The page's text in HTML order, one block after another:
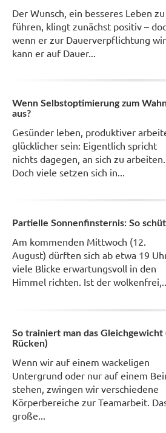
Der Wunsch, ein besseres Leben zu
führen, klingt zunächst positiv –
wenn er zur Dauerverpflichtung
kann er auf Dauer...
Wenn Selbstoptimierung zum
aus?
Gesünder leben, produktiver
glücklicher sein: Eigentlich spricht
nichts dagegen, an sich zu arbeiten.
Doch viele setzen sich in...
Partielle Sonnenfinsternis: So
Am kommenden Mittwoch (12.
August) dürften sich ab etwa 19
viele Blicke erwartungsvoll in den
Himmel richten. Ist der
So trainiert man das Gleichgewicht
Rücken)
Wenn wir auf einem wackeligen
Untergrund oder nur auf einem
stehen, zwingen wir verschiedene
Körperbereiche zur Teamarbeit.
große...